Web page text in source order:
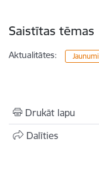
Saistītas tēmas
Aktualitātes: Jaunumi
Drukāt lapu
Dalīties